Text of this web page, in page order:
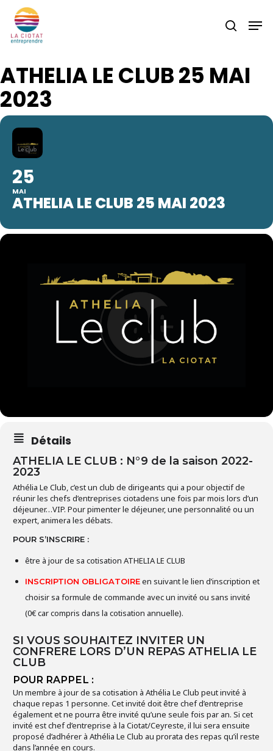
main
search
ATHELIA LE CLUB 25 MAI
2023
25
MAI
ATHELIA LE CLUB 25 MAI 2023
Détails
ATHELIA LE CLUB : N°9 de la saison 2022-
2023
Athélia Le Club, c’est un club de dirigeants qui a pour objectif de
réunir les chefs d’entreprises ciotadens une fois par mois lors d’un
déjeuner…VIP. Pour pimenter le déjeuner, une personnalité ou un
expert, animera les débats.
POUR S’INSCRIRE :
être à jour de sa cotisation ATHELIA LE CLUB
INSCRIPTION OBLIGATOIREen suivant le lien d’inscription et
choisir sa formule de commande avec un invité ou sans invité
(0€ car compris dans la cotisation annuelle).
SI VOUS SOUHAITEZ INVITER UN
CONFRERE LORS D’UN REPAS ATHELIA LE
CLUB
POUR RAPPEL :
Un membre à jour de sa cotisation à Athélia Le Club peut invité à
chaque repas 1 personne. Cet invité doit être chef d’entreprise
également et ne pourra être invité qu’une seule fois par an. Si cet
invité est chef d’entreprise à la Ciotat/Ceyreste, il lui sera ensuite
proposé d’adhérer à Athélia Le Club au prorata des repas qu’il reste
dans l’année en cours.